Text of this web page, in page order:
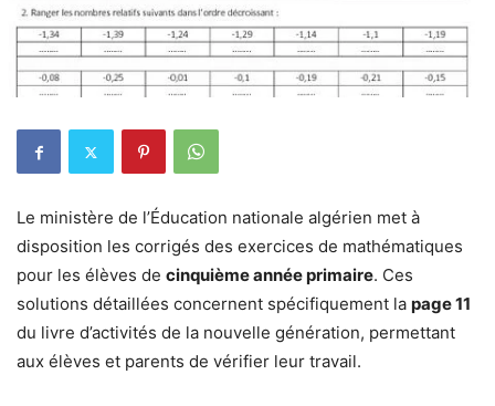
Le ministère de l’Éducation nationale algérien met à
disposition les corrigés des exercices de mathématiques
pour les élèves de cinquième année primaire. Ces
solutions détaillées concernent spécifiquement la page 11
du livre d’activités de la nouvelle génération, permettant
aux élèves et parents de vérifier leur travail.